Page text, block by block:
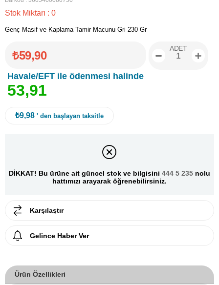
Stok Miktarı : 0
Genç Masif ve Kaplama Tamir Macunu Gri 230 Gr
₺59,90
Havale/EFT ile ödenmesi halinde
53,91
ADET
₺9,98 ' den başlayan taksitle
DİKKAT! Bu ürüne ait güncel stok ve bilgisini 444 5 235 nolu
hattımızı arayarak öğrenebilirsiniz.
Karşılaştır
Gelince Haber Ver
Ürün Özellikleri